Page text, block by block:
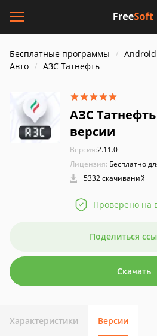
Бесплатные программы Android
Авто
АЗС Татнефть
АЗС
версии
Версия:2.11.0
Лицензия: Бесплатно
5332 скачиваний
Проверено на
Поделиться
Скачать
Характеристики Версии